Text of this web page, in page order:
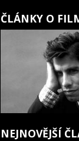
ČLÁNKY O
NEJNOVĚJŠÍ